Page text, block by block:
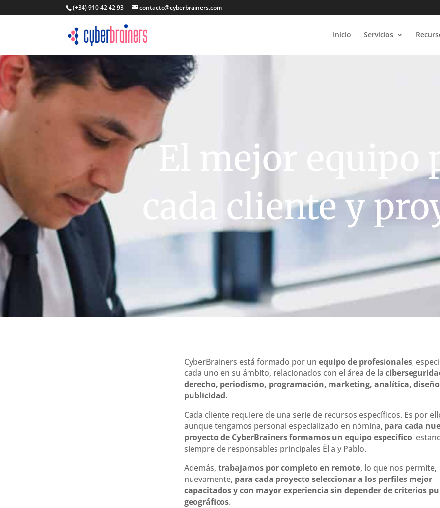
(+34) 910 42 42 93 contacto@cyberbrainers.com
Inicio Servicios
El mejor equipo
cada cliente y
CyberBrainers está formado por un equipo de profesionales,
cada uno en su ámbito, relacionados con el área de la
derecho, periodismo, programación, marketing, analítica,
publicidad.
Cada cliente requiere de una serie de recursos específicos. Es por
aunque tengamos personal especializado en nómina, para cada
proyecto de CyberBrainers formamos un equipo específico,
siempre de responsables principales Èlia y Pablo.
Además, trabajamos por completo en remoto, lo que nos permite,
nuevamente, para cada proyecto seleccionar a los perfiles mejor
capacitados y con mayor experiencia sin depender de criterios
geográficos.